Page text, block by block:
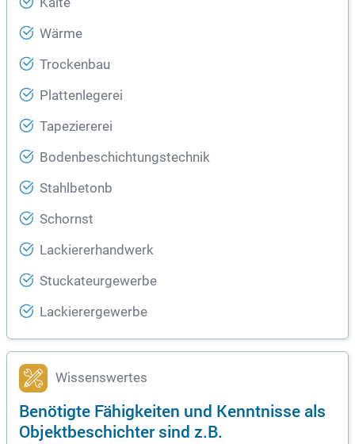
Kälte
Wärme
Trockenbau
Plattenlegerei
Tapeziererei
Bodenbeschichtungstechnik
Stahlbetonb
Schornst
Lackiererhandwerk
Stuckateurgewerbe
Lackierergewerbe
Wissenswertes
Benötigte Fähigkeiten und Kenntnisse als
Objektbeschichter sind z.B.